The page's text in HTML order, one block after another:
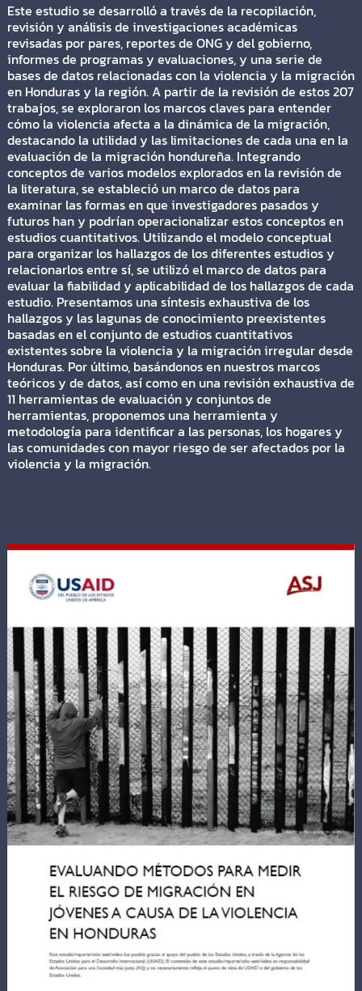
Este estudio se desarrolló a través de la recopilación,
revisión y análisis de investigaciones académicas
revisadas por pares, reportes de ONG y del gobierno,
informes de programas y evaluaciones, y una serie de
bases de datos relacionadas con la violencia y la migración
en Honduras y la región. A partir de la revisión de estos 207
trabajos, se exploraron los marcos claves para entender
cómo la violencia afecta a la dinámica de la migración,
destacando la utilidad y las limitaciones de cada una en la
evaluación de la migración hondureña. Integrando
conceptos de varios modelos explorados en la revisión de
la literatura, se estableció un marco de datos para
examinar las formas en que investigadores pasados y
futuros han y podrían operacionalizar estos conceptos en
estudios cuantitativos. Utilizando el modelo conceptual
para organizar los hallazgos de los diferentes estudios y
relacionarlos entre sí, se utilizó el marco de datos para
evaluar la fiabilidad y aplicabilidad de los hallazgos de cada
estudio. Presentamos una síntesis exhaustiva de los
hallazgos y las lagunas de conocimiento preexistentes
basadas en el conjunto de estudios cuantitativos
existentes sobre la violencia y la migración irregular desde
Honduras. Por último, basándonos en nuestros marcos
teóricos y de datos, así como en una revisión exhaustiva de
11 herramientas de evaluación y conjuntos de
herramientas, proponemos una herramienta y
metodología para identificar a las personas, los hogares y
las comunidades con mayor riesgo de ser afectados por la
violencia y la migración.